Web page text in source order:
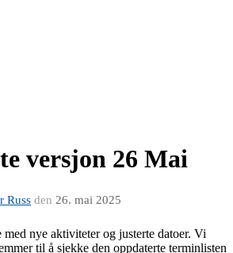
versjon 26 Mai
Russ den 26. mai 2025
nye aktiviteter og justerte datoer. Vi
til å sjekke den oppdaterte terminlisten